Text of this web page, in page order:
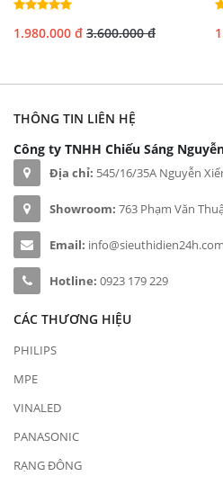
1.980.000 đ 3.600.000 đ
THÔNG TIN LIÊN HỆ
Công ty TNHH Chiếu Sáng
Địa chỉ: 545/16/35A Nguyễn
Showroom: 763 Phạm Văn
Email: info@sieuthidien24h.com
Hotline: 0923 179 229
CÁC THƯƠNG HIỆU
PHILIPS
MPE
VINALED
PANASONIC
RẠNG ĐÔNG